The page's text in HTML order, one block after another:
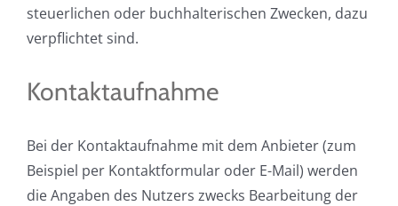
steuerlichen oder buchhalterischen Zwecken, dazu
verpflichtet sind.
Kontaktaufnahme
Bei der Kontaktaufnahme mit dem Anbieter (zum
Beispiel per Kontaktformular oder E-Mail) werden
die Angaben des Nutzers zwecks Bearbeitung der